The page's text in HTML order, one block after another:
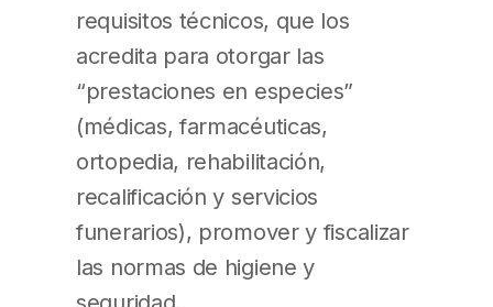
requisitos técnicos, que los
acredita para otorgar las
“prestaciones en especies”
(médicas, farmacéuticas,
ortopedia, rehabilitación,
recalificación y servicios
funerarios), promover y fiscalizar
las normas de higiene y